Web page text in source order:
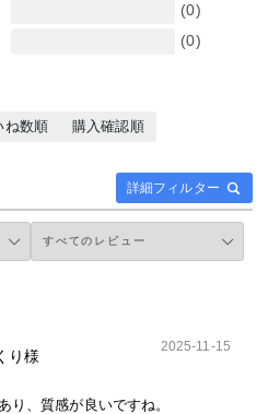
(0)
(0)
詳細フィルター
ね数順
購入確認順
り様
2025-11-15
り、質感が良いですね。